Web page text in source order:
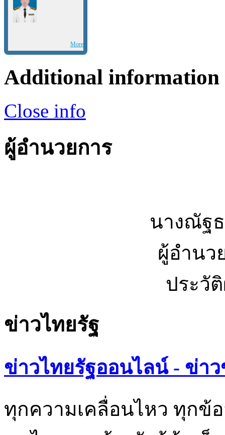
More
Additional information
Close info
ผู้อำนวยการ
นางณัฐ
ผู้อำนว
ประวั
ข่าวไทยรัฐ
ข่าวไทยรัฐออนไลน์ - ข่า
ทุกความเคลื่อนไหว ทุกข้